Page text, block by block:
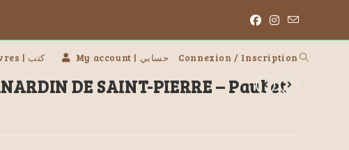
Livres | كتب My account | حسابي Connexion / Inscription
DE SAINT-PIERRE – Paul et